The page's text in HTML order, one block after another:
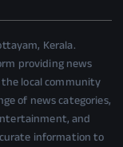
Kerala.
providing news
local community
of news categories,
and
information to